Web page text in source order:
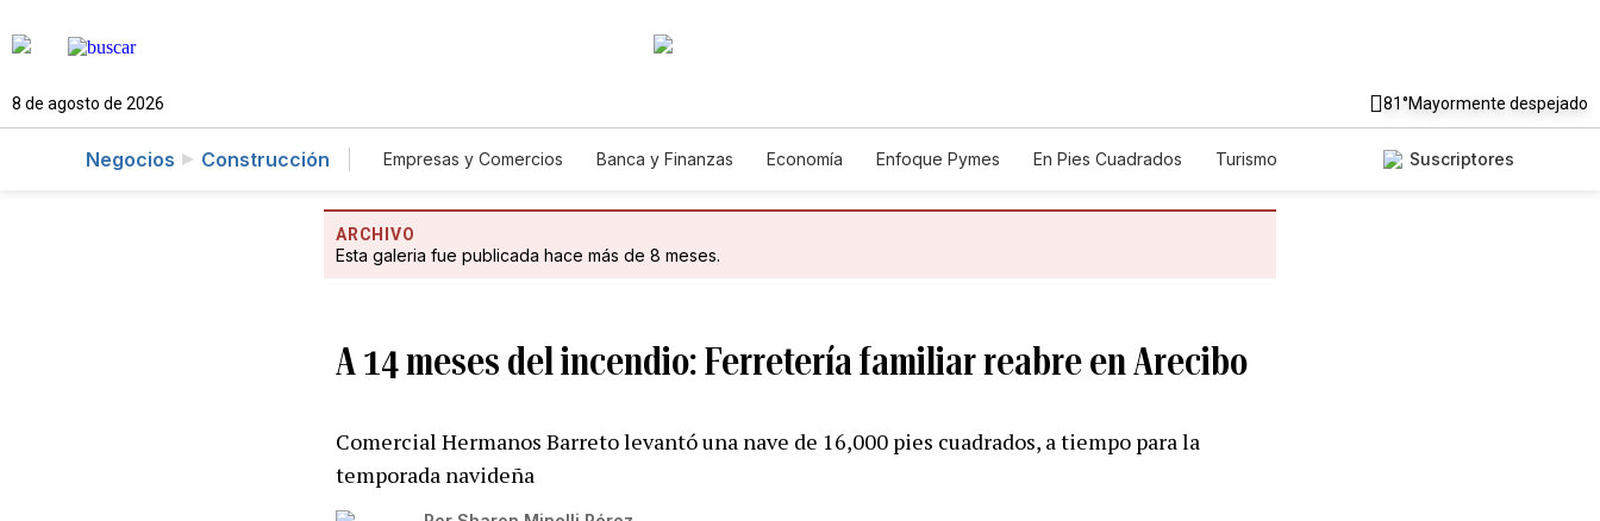
8 de agosto de 2026 81°Mayormente despejado
Negocios Construcción Empresas y Comercios Banca y Finanzas Economía Enfoque Pymes En Pies Cuadrados
Turismo
Suscriptores
ARCHIVO
Esta galeria fue publicada hace más de 8 meses.
A 14 meses del incendio: Ferretería familiar reabre en Arecibo
Comercial Hermanos Barreto levantó una nave de 16,000 pies cuadrados, a tiempo para la
temporada navideña